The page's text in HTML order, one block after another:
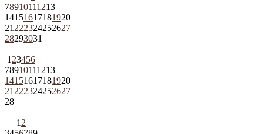
78910111213
14151617181920
21 222324252627
28293031
1 23456
78910111213
14151617181920
21 222324252627
28
1 2